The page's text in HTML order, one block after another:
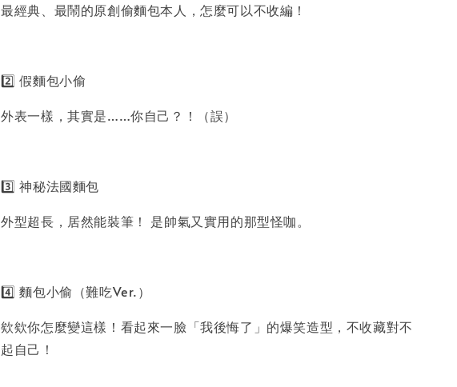
最經典、最鬧的原創偷麵包本人，怎麼可以不收編！
2️⃣ 假麵包小偷
外表一樣，其實是……你自己？！（誤）
3️⃣ 神秘法國麵包
外型超長，居然能裝筆！ 是帥氣又實用的那型怪咖。
4️⃣ 麵包小偷（難吃Ver.）
欸欸你怎麼變這樣！看起來一臉「我後悔了」的爆笑造型，不收藏對不
起自己！